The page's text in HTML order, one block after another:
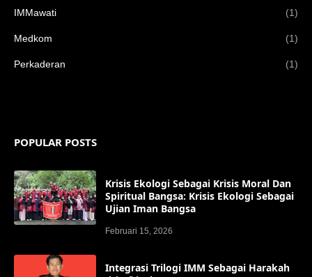
IMMawati (1)
Medkom (1)
Perkaderan (1)
POPULAR POSTS
Krisis Ekologi Sebagai Krisis Moral Dan
Spiritual Bangsa: Krisis Ekologi Sebagai
Ujian Iman Bangsa
Februari 15, 2026
Integrasi Trilogi IMM Sebagai Harakah